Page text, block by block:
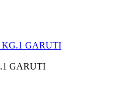
GARUTI
GARUTI